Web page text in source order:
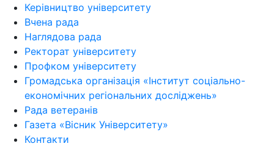
Керівництво університету
Вчена рада
Наглядова рада
Ректорат університету
Профком університету
Громадська організація «Інститут соціально-
економічних регіональних досліджень»
Рада ветеранів
Газета «Вісник Університету»
Контакти